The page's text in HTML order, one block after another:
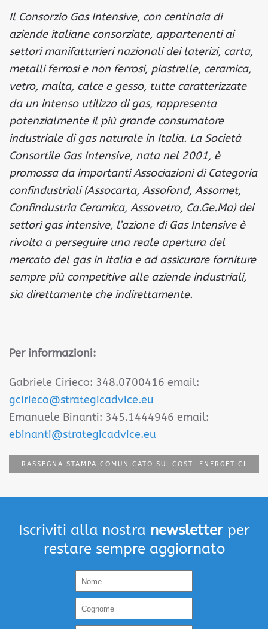
Il Consorzio Gas Intensive, con centinaia di
aziende italiane consorziate, appartenenti ai
settori manifatturieri nazionali dei laterizi, carta,
metalli ferrosi e non ferrosi, piastrelle, ceramica,
vetro, malta, calce e gesso, tutte caratterizzate
da un intenso utilizzo di gas, rappresenta
potenzialmente il più grande consumatore
industriale di gas naturale in Italia. La Società
Consortile Gas Intensive, nata nel 2001, è
promossa da importanti Associazioni di Categoria
confindustriali (Assocarta, Assofond, Assomet,
Confindustria Ceramica, Assovetro, Ca.Ge.Ma) dei
settori gas intensive, l’azione di Gas Intensive è
rivolta a perseguire una reale apertura del
mercato del gas in Italia e ad assicurare forniture
sempre più competitive alle aziende industriali,
sia direttamente che indirettamente.
Per informazioni:
Gabriele Cirieco: 348.0700416 email:
gcirieco@strategicadvice.eu
Emanuele Binanti: 345.1444946 email:
ebinanti@strategicadvice.eu
RASSEGNA STAMPA COMUNICATO SUI COSTI ENERGETICI
Iscriviti alla nostra newsletterper
restare sempre aggiornato